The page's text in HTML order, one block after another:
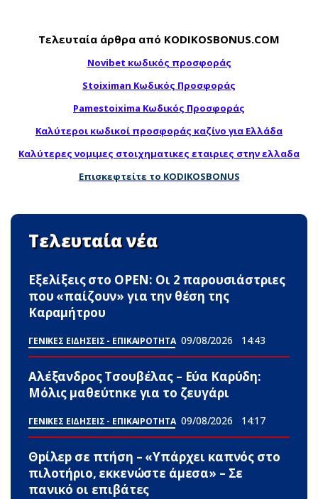
Τελευταία άρθρα από KODIKOSBONUS.COM
Novibet κωδικός προσφοράς
Stoiximan Κωδικός Προσφοράς
Pamestoixima Κωδικός Προσφοράς
Καλύτεροι κωδικοί προσφοράς καζίνο για Ελλάδα
Καλύτερες νομιμες στοιχηματικες εταιριες στην ελλαδα
Επισκεφτείτε το KODIKOSBONUS
Τελευταία νέα
Εξελίξεις στο OPEN: Οι 2 παρουσιάστριες
που «παίζουν» για την θέση της
Καραμήτρου
ΓΕΝΙΚΕΣ ΕΙΔΗΣΕΙΣ - ΕΠΙΚΑΙΡΟΤΗΤΑ 09/08/2026 14:43
Αλέξανδρος Τσουβέλας – Εύα Καρύδη:
Μόλις μαθεύτnκε για το ζευγάρι
ΓΕΝΙΚΕΣ ΕΙΔΗΣΕΙΣ - ΕΠΙΚΑΙΡΟΤΗΤΑ 09/08/2026 14:17
Θpίλεp σε πτήση – «Υπάρχει καπνός στο
πιλοτήριο, εκκενώστε άμεσα» – Σε
πανικό οι επιβάτες